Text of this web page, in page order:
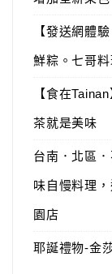
【發送網體
鮮粽。七哥
【食在
茶就是美味
台南．北區
味自慢料理
園店
耶誕禮物-金